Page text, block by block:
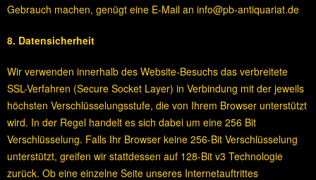
Gebrauch machen, genügt eine E-Mail an info@pb-antiquariat.de
8. Datensicherheit
Wir verwenden innerhalb des Website-Besuchs das verbreitete
SSL-Verfahren (Secure Socket Layer) in Verbindung mit der jeweils
höchsten Verschlüsselungsstufe, die von Ihrem Browser unterstützt
wird. In der Regel handelt es sich dabei um eine 256 Bit
Verschlüsselung. Falls Ihr Browser keine 256-Bit Verschlüsselung
unterstützt, greifen wir stattdessen auf 128-Bit v3 Technologie
zurück. Ob eine einzelne Seite unseres Internetauftrittes